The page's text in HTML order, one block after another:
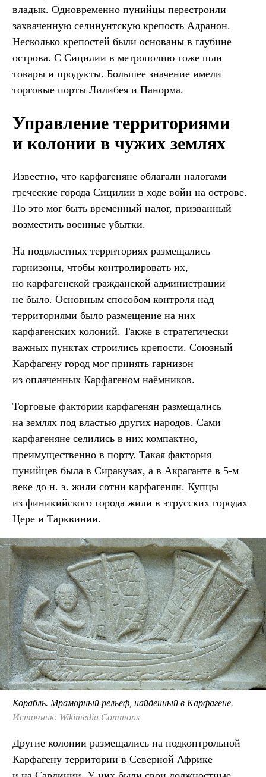
владык. Одновременно пунийцы перестроили
захваченную селинунтскую крепость Адранон.
Несколько крепостей были основаны в глубине
острова. С Сицилии в метрополию тоже шли
товары и продукты. Большее значение имели
торговые порты Лилибея и Панорма.
Управление территориями
и колонии в чужих землях
Известно, что карфагеняне облагали налогами
греческие города Сицилии в ходе войн на острове.
Но это мог быть временный налог, призванный
возместить военные убытки.
На подвластных территориях размещались
гарнизоны, чтобы контролировать их,
но карфагенской гражданской администрации
не было. Основным способом контроля над
территориями было размещение на них
карфагенских колоний. Также в стратегически
важных пунктах строились крепости. Союзный
Карфагену город мог принять гарнизон
из оплаченных Карфагеном наёмников.
Торговые фактории карфагенян размещались
на землях под властью других народов. Сами
карфагеняне селились в них компактно,
преимущественно в порту. Такая фактория
пунийцев была в Сиракузах, а в Акраганте в 5-м
веке до н. э. жили сотни карфагенян. Купцы
из финикийского города жили в этрусских городах
Цере и Тарквинии.
Корабль. Мраморный рельеф, найденный в Карфагене.
Источник: Wikimedia Commons
Другие колонии размещались на подконтрольной
Карфагену территории в Северной Африке